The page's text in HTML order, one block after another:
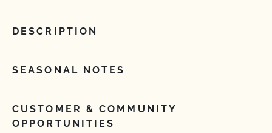
DESCRIPTION
SEASONAL NOTES
CUSTOMER & COMMUNITY
OPPORTUNITIES